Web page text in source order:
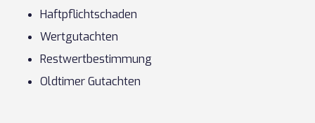
Haftpflichtschaden
Wertgutachten
Restwertbestimmung
Oldtimer Gutachten